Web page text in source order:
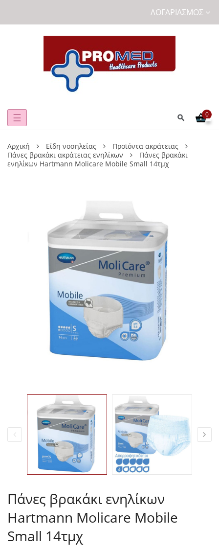
ΛΟΓΑΡΙΑΣΜΌΣ
Toggle
☰ 0
Αρχική Είδη νοσηλείας
Προϊόντα ακράτειας
Πάνες βρακάκι ακράτειας ενηλίκων
Πάνες βρακάκι
ενηλίκων Hartmann Molicare Mobile Small 14τμχ
Πάνες βρακάκι ενηλίκων
Hartmann Molicare Mobile
Small 14τμχ